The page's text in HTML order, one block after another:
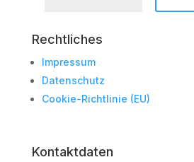
Rechtliches
Impressum
Datenschutz
Cookie-Richtlinie (EU)
Kontaktdaten